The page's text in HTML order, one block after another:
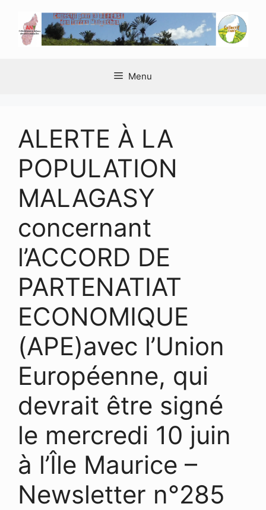
contenu
Menu
ALERTE À LA
POPULATION
MALAGASY
concernant
l’ACCORD DE
PARTENATIAT
ECONOMIQUE
(APE)avec l’Union
Européenne, qui
devrait être signé
le mercredi 10 juin
à l’Île Maurice –
Newsletter n°285